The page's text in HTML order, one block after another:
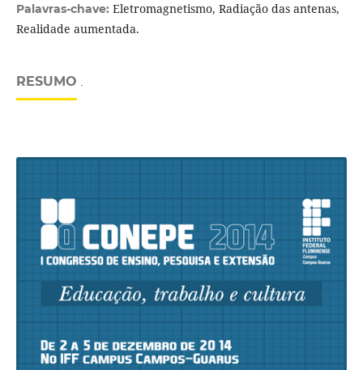
Palavras-chave: Eletromagnetismo, Radiação das antenas,
Realidade aumentada.
RESUMO .